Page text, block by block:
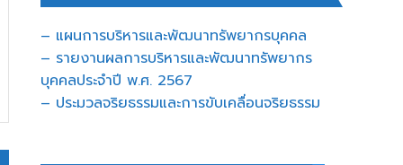
– แผนการบริหารและพัฒนาทรัพยากรบุคคล
– รายงานผลการบริหารและพัฒนาทรัพยากร
บุคคลประจำปี พ.ศ. 2567
– ประมวลจริยธรรมและการขับเคลื่อนจริยธรรม